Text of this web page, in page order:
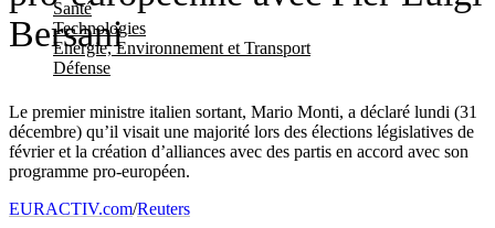
Santé
Technologies
Energie, Environnement et Transport
Défense
Bersani
Le premier ministre italien sortant, Mario Monti, a déclaré lundi (31
décembre) qu’il visait une majorité lors des élections législatives de
février et la création d’alliances avec des partis en accord avec son
programme pro-européen.
EURACTIV.com/Reuters